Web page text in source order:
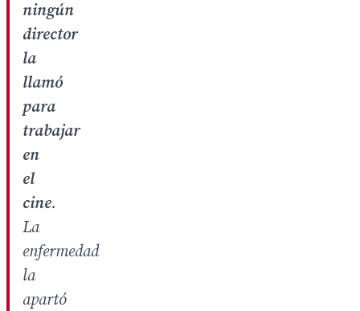
ningún
director
la
llamó
para
trabajar
en
el
cine.
La
enfermedad
la
apartó